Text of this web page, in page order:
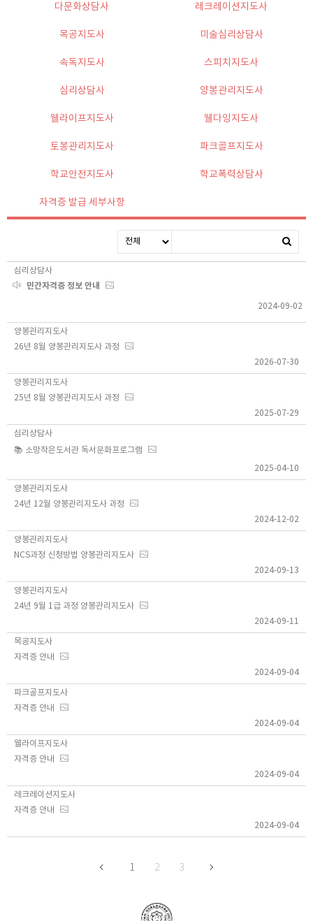
다문화상담사 레크레이션지도사
목공지도사 미술심리상담사
속독지도사 스피치지도사
심리상담사 양봉관리지도사
웰라이프지도사 웰다잉지도사
토봉관리지도사 파크골프지도사
학교안전지도사 학교폭력상담사
자격증 발급 세부사항
심리상담사
민간자격증 정보 안내
2024-09-02
양봉관리지도사
26년 8월 양봉관리지도사 과정
2026-07-30
양봉관리지도사
25년 8월 양봉관리지도사 과정
2025-07-29
심리상담사
📚 소망작은도서관 독서문화프로그램
2025-04-10
양봉관리지도사
24년 12월 양봉관리지도사 과정
2024-12-02
양봉관리지도사
NCS과정 신청방법 양봉관리지도사
2024-09-13
양봉관리지도사
24년 9월 1급 과정 양봉관리지도사
2024-09-11
목공지도사
자격증 안내
2024-09-04
파크골프지도사
자격증 안내
2024-09-04
웰라이프지도사
자격증 안내
2024-09-04
레크레이션지도사
자격증 안내
2024-09-04
1 2 3